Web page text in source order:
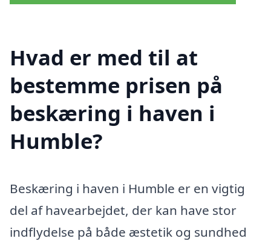
Hvad er med til at
bestemme prisen på
beskæring i haven i
Humble?
Beskæring i haven i Humble er en vigtig
del af havearbejdet, der kan have stor
indflydelse på både æstetik og sundhed